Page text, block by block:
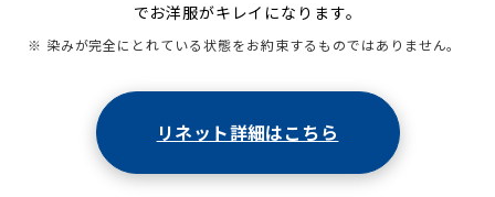
でお洋服がキレイになります。
※ 染みが完全にとれている状態をお約束するものではありません。
リネット詳細はこちら